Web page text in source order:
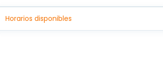
Horarios disponibles